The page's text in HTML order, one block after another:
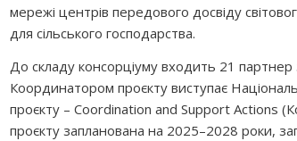
мережі центрів передового досвіду
для сільського господарства.
До складу консорціуму входить 21 партнер з
Координатором проєкту виступає
проєкту – Coordination and Support Actions
проєкту запланована на 2025–2028 роки,